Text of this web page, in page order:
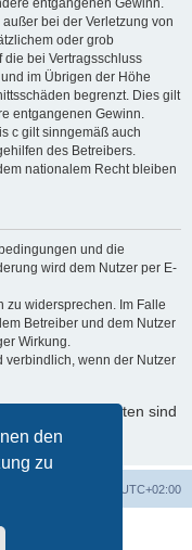
den
zu
bei der Verletzung von
oder grob
die bei Vertragsschluss
im Übrigen der Höhe
begrenzt. Dies gilt
entgangenen Gewinn.
c gilt sinngemäß auch
des Betreibers.
nationalem Recht bleiben
und die
wird dem Nutzer per E-
zu widersprechen. Im Falle
Betreiber und dem Nutzer
Wirkung.
verbindlich, wenn der Nutzer
persönlichen Daten sind
UTC+02:00
phpBB Limited